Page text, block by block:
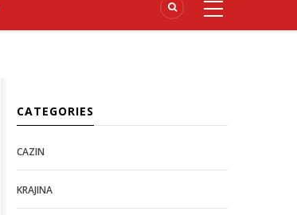
CATEGORIES
CAZIN
KRAJINA